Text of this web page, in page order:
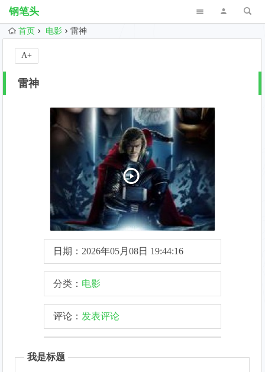
钢笔头
首页 电影 雷神
雷神
日期：2026年05月08日 19:44:16
分类： 电影
评论： 发表评论
我是标题
A+